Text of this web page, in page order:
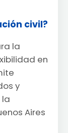
civil?
la
en
y
Aires